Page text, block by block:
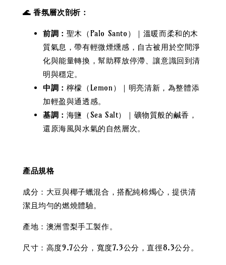
🌊 香氛層次剖析：
前調： 聖木（Palo Santo）｜溫暖而柔和的木
質氣息，帶有輕微煙燻感，自古被用於空間淨
化與能量轉換，幫助釋放停滯、讓意識回到清
明與穩定。
中調： 檸檬（Lemon）｜明亮清新，為整體添
加輕盈與通透感。
基調： 海鹽（Sea Salt）｜礦物質般的鹹香，
還原海風與水氣的自然層次。
產品規格
成分：大豆與椰子蠟混合，搭配純棉燭心，提供清
潔且均勻的燃燒體驗。
產地：澳洲雪梨手工製作。
尺寸：高度9.7公分，寬度7.3公分，直徑8.3公分。